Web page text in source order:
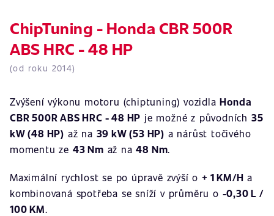
ChipTuning - Honda CBR 500R
ABS HRC - 48 HP
(od roku 2014)
Zvýšení výkonu motoru (chiptuning) vozidlaHonda
CBR 500R ABS HRC - 48 HP je možné z původních 35
kW (48 HP) až na 39 kW (53 HP) a nárůst točivého
momentu ze 43 Nm až na48 Nm.
Maximální rychlost se po úpravě zvýší o + 1 KM/H a
kombinovaná spotřeba se sníží v průměru o -0,30 L /
100 KM.